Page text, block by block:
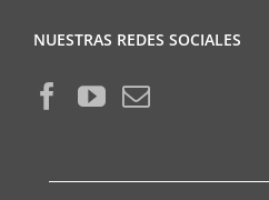
NUESTRAS REDES SOCIALES